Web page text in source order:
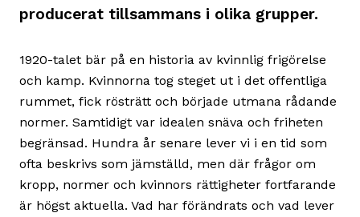
producerat tillsammans i olika grupper.
1920-talet bär på en historia av kvinnlig frigörelse
och kamp. Kvinnorna tog steget ut i det offentliga
rummet, fick rösträtt och började utmana rådande
normer. Samtidigt var idealen snäva och friheten
begränsad. Hundra år senare lever vi i en tid som
ofta beskrivs som jämställd, men där frågor om
kropp, normer och kvinnors rättigheter fortfarande
är högst aktuella. Vad har förändrats och vad lever